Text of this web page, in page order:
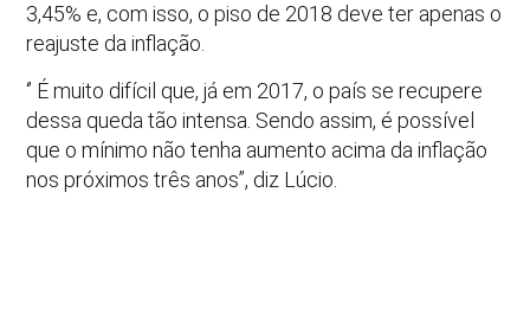
3,45% e, com isso, o piso de 2018 deve ter apenas o
reajuste da inflação.
‘’ É muito difícil que, já em 2017, o país se recupere
dessa queda tão intensa. Sendo assim, é possível
que o mínimo não tenha aumento acima da inflação
nos próximos três anos’’, diz Lúcio.